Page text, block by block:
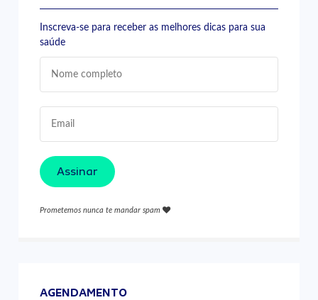
Inscreva-se para receber as melhores dicas para sua
saúde
Assinar
Prometemos nunca te mandar spam
AGENDAMENTO